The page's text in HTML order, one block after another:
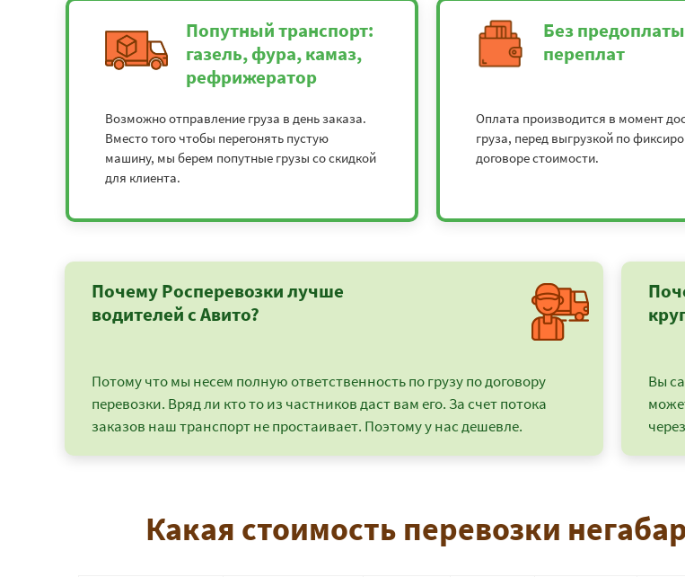
Попутный транспорт:
газель, фура, камаз,
рефрижератор
Возможно отправление груза в день заказа.
Вместо того чтобы перегонять пустую
машину, мы берем попутные грузы со скидкой
для клиента.
Без
переплат
Оплата производится в момент
груза, перед выгрузкой по
договоре стоимости.
Почему Росперевозки лучше
водителей с Авито?
Потому что мы несем полную ответственность по грузу по договору
перевозки. Вряд ли кто то из частников даст вам его. За счет потока
заказов наш транспорт не простаивает. Поэтому у нас дешевле.
Вы
Какая стоимость перевозки